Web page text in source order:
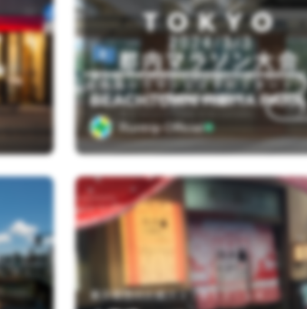
BEACHTOWN HIBIYA PARK
Runtrip Official
東京都墨田区横川３丁目１２－１４